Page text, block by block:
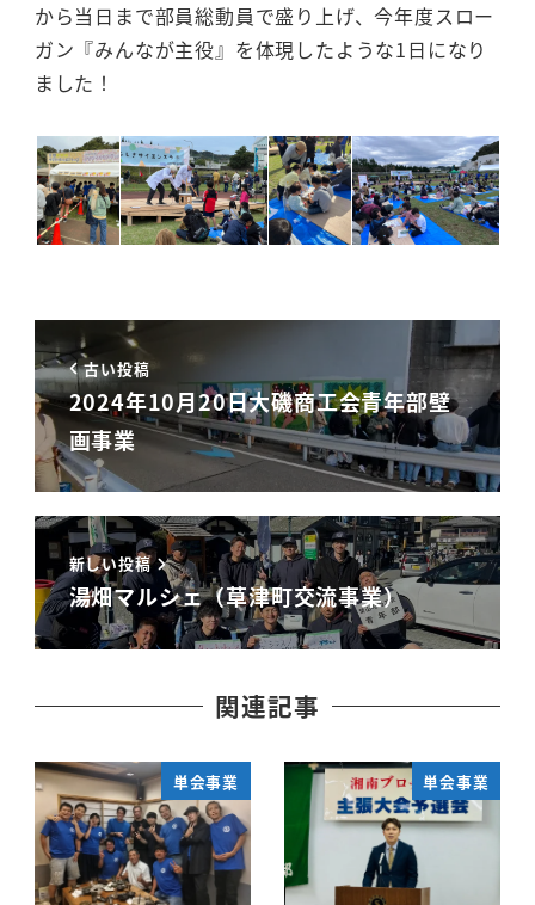
から当日まで部員総動員で盛り上げ、今年度スロー
ガン『みんなが主役』を体現したような1日になり
ました！
古い投稿
2024年10月20日大磯商工会青年部壁
画事業
新しい投稿
湯畑マルシェ（草津町交流事業）
関連記事
単会事業 単会事業